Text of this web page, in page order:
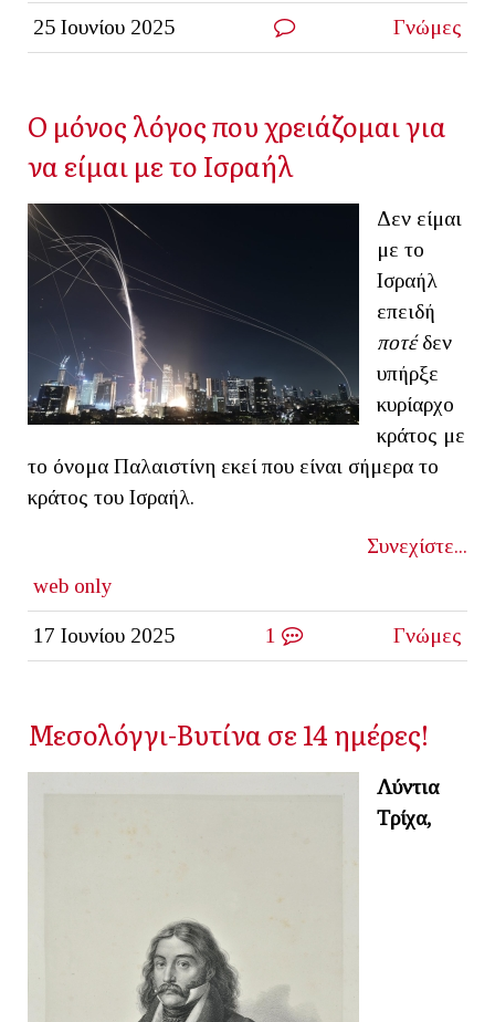
25 Ιουνίου 2025 Γνώμες
Ο μόνος λόγος που χρειάζομαι για
να είμαι με το Ισραήλ
Δεν είμαι
με το
Ισραήλ
επειδή
ποτέδεν
υπήρξε
κυρίαρχο
κράτος με
το όνομα Παλαιστίνη εκεί που είναι σήμερα το
κράτος του Ισραήλ.
Συνεχίστε...
web only
17 Ιουνίου 2025 1 Γνώμες
Μεσολόγγι-Βυτίνα σε 14 ημέρες!
Λύντια
Τρίχα,